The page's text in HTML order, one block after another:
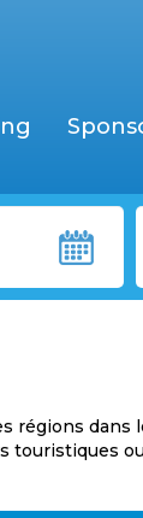
régions dans
touristiques